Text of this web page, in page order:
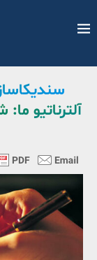
آلترناتیو